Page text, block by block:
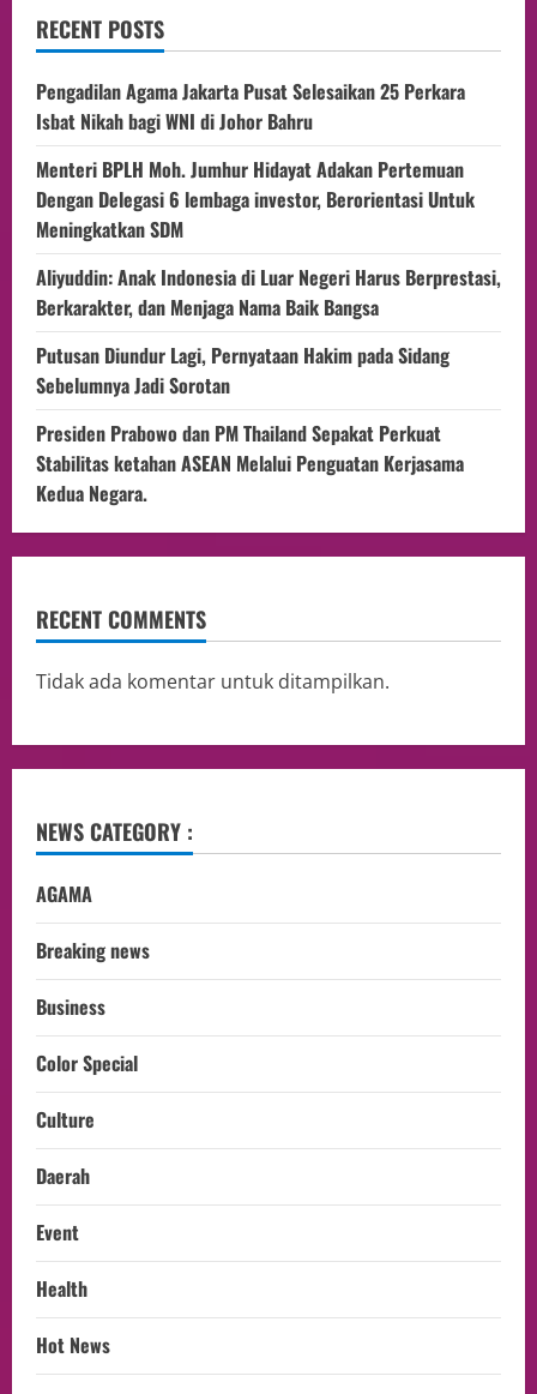
RECENT POSTS
Pengadilan Agama Jakarta Pusat Selesaikan 25 Perkara
Isbat Nikah bagi WNI di Johor Bahru
Menteri BPLH Moh. Jumhur Hidayat Adakan Pertemuan
Dengan Delegasi 6 lembaga investor, Berorientasi Untuk
Meningkatkan SDM
Aliyuddin: Anak Indonesia di Luar Negeri Harus Berprestasi,
Berkarakter, dan Menjaga Nama Baik Bangsa
Putusan Diundur Lagi, Pernyataan Hakim pada Sidang
Sebelumnya Jadi Sorotan
Presiden Prabowo dan PM Thailand Sepakat Perkuat
Stabilitas ketahan ASEAN Melalui Penguatan Kerjasama
Kedua Negara.
RECENT COMMENTS
Tidak ada komentar untuk ditampilkan.
NEWS CATEGORY :
AGAMA
Breaking news
Business
Color Special
Culture
Daerah
Event
Health
Hot News